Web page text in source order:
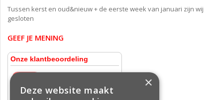
Tussen kerst en oud&nieuw + de eerste week van januari zijn wij
gesloten
GEEF JE MENING
×
Deze website maakt